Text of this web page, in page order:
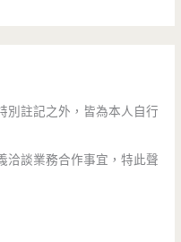
別註記之外，皆為本人自行
洽談業務合作事宜，特此聲